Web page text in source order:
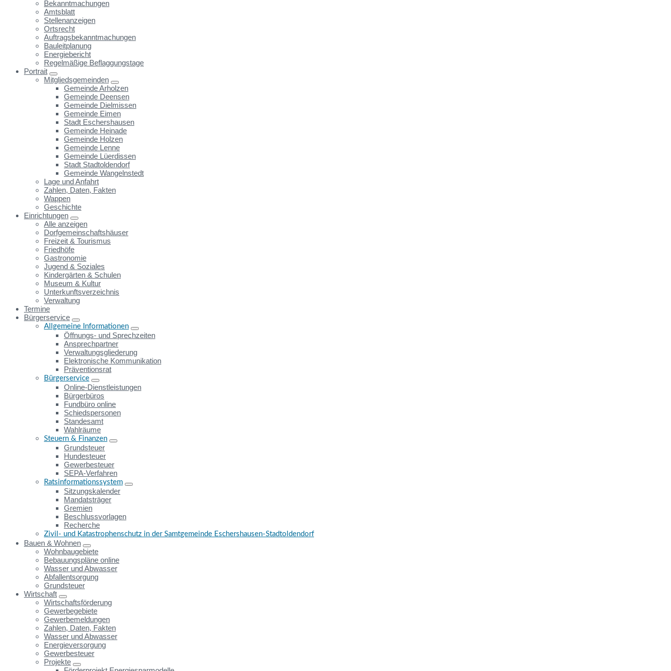
Bekanntmachungen
Amtsblatt
Stellenanzeigen
Ortsrecht
Auftragsbekanntmachungen
Bauleitplanung
Energiebericht
Regelmäßige Beflaggungstage
Portrait
Mitgliedsgemeinden
Gemeinde Arholzen
Gemeinde Deensen
Gemeinde Dielmissen
Gemeinde Eimen
Stadt Eschershausen
Gemeinde Heinade
Gemeinde Holzen
Gemeinde Lenne
Gemeinde Lüerdissen
Stadt Stadtoldendorf
Gemeinde Wangelnstedt
Lage und Anfahrt
Zahlen, Daten, Fakten
Wappen
Geschichte
Einrichtungen
Alle anzeigen
Dorfgemeinschaftshäuser
Freizeit & Tourismus
Friedhöfe
Gastronomie
Jugend & Soziales
Kindergärten & Schulen
Museum & Kultur
Unterkunftsverzeichnis
Verwaltung
Termine
Bürgerservice
Allgemeine Informationen
Öffnungs- und Sprechzeiten
Ansprechpartner
Verwaltungsgliederung
Elektronische Kommunikation
Präventionsrat
Bürgerservice
Online-Dienstleistungen
Bürgerbüros
Fundbüro online
Schiedspersonen
Standesamt
Wahlräume
Steuern & Finanzen
Grundsteuer
Hundesteuer
Gewerbesteuer
SEPA-Verfahren
Ratsinformationssystem
Sitzungskalender
Mandatsträger
Gremien
Beschlussvorlagen
Recherche
Zivil- und Katastrophenschutz in der Samtgemeinde Eschershausen-Stadtoldendorf
Bauen & Wohnen
Wohnbaugebiete
Bebauungspläne online
Wasser und Abwasser
Abfallentsorgung
Grundsteuer
Wirtschaft
Wirtschaftsförderung
Gewerbegebiete
Gewerbemeldungen
Zahlen, Daten, Fakten
Wasser und Abwasser
Energieversorgung
Gewerbesteuer
Projekte